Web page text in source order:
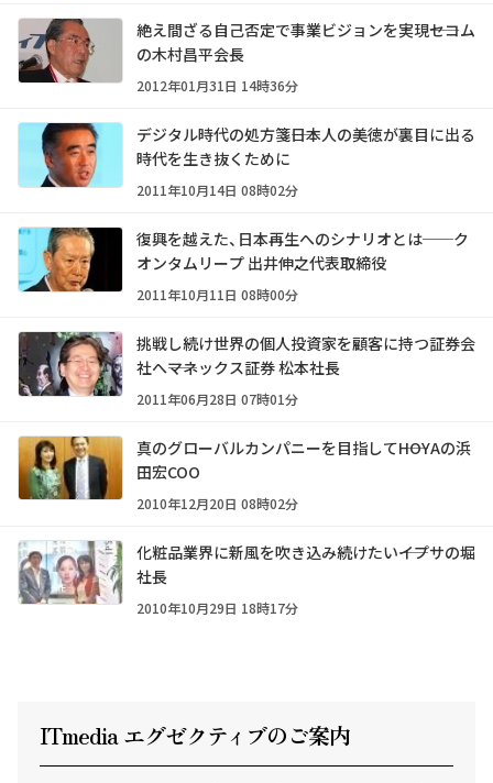
絶え間ざる自己否定で事業ビジョンを実現――セコム
の木村昌平会長
2012年01月31日 14時36分
デジタル時代の処方箋――日本人の美徳が裏目に出る
時代を生き抜くために
2011年10月14日 08時02分
復興を越えた、日本再生へのシナリオとは──ク
オンタムリープ 出井伸之代表取締役
2011年10月11日 08時00分
挑戦し続け世界の個人投資家を顧客に持つ証券会
社へ――マネックス証券 松本社長
2011年06月28日 07時01分
真のグローバルカンパニーを目指して――HOYAの浜
田宏COO
2010年12月20日 08時02分
化粧品業界に新風を吹き込み続けたい――イプサの堀
社長
2010年10月29日 18時17分
ITmedia エグゼクティ ブのご案内